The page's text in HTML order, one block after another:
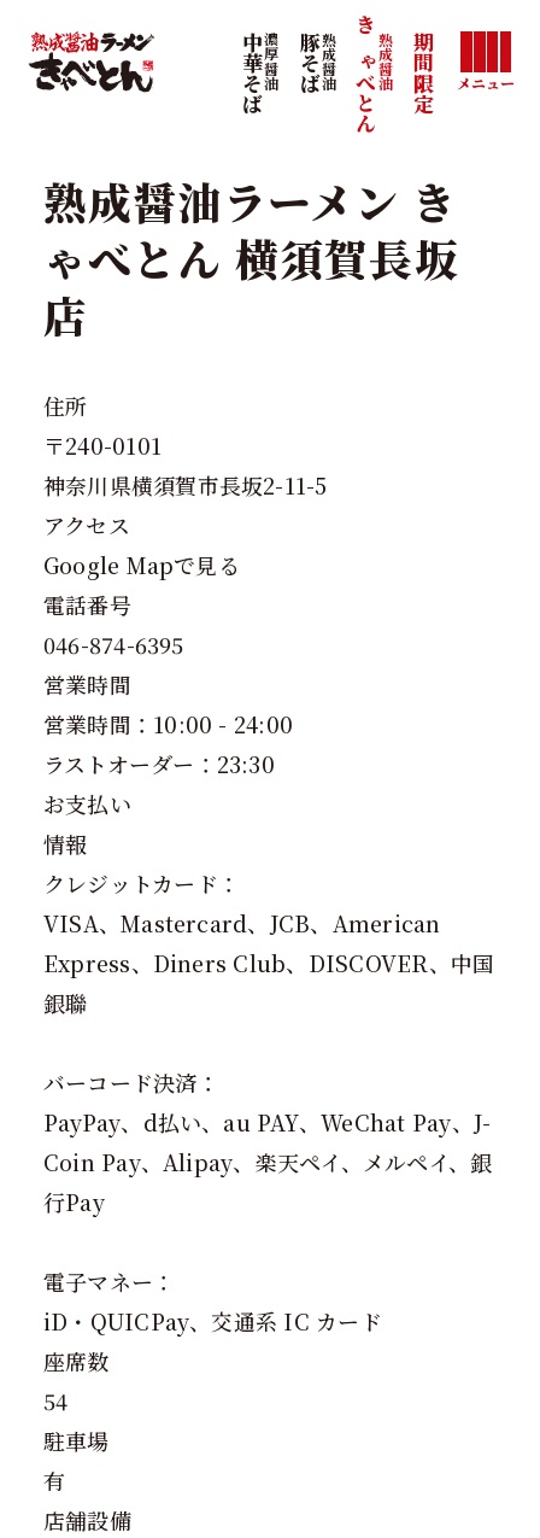
期間限定
熟成醤油
きゃべとん
熟成醤油
豚そば
濃厚醤油
中華そば メニュー
熟成醤油ラーメン き
ゃべとん 横須賀長坂
店
住所
〒240-0101
神奈川県横須賀市長坂2-11-5
アクセス
Google Mapで見る
電話番号
046-874-6395
営業時間
営業時間：10:00 - 24:00
ラストオーダー：23:30
お支払い
情報
クレジットカード：
VISA、Mastercard、JCB、American
Express、Diners Club、DISCOVER、中国
銀聯
バーコード決済：
PayPay、d払い、au PAY、WeChat Pay、J-
Coin Pay、Alipay、楽天ペイ、メルペイ、銀
行Pay
電子マネー：
iD・QUICPay、交通系 IC カード
座席数
54
駐車場
有
店舗設備